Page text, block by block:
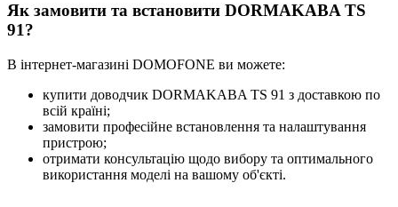
Як замовити та встановити DORMAKABA TS
91?
В інтернет-магазині DOMOFONE ви можете:
купити доводчик DORMAKABA TS 91 з доставкою по
всій країні;
замовити професійне встановлення та налаштування
пристрою;
отримати консультацію щодо вибору та оптимального
використання моделі на вашому об'єкті.